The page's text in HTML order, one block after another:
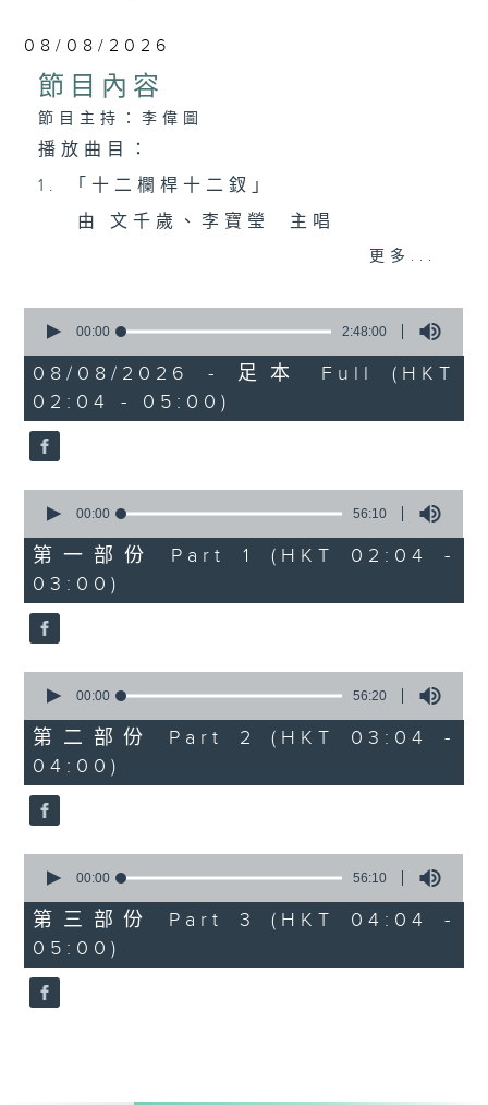
08/08/2026
節目內容
節目主持：李偉圖
播放曲目：
1. 「十二欄桿十二釵」
由 文千歲、李寶瑩 主唱
由 黃麗冰 主唱
3. 「怡紅公子祭瀟湘之葬花」
由 蓋鳴暉、尹飛燕 主唱
4. 「火海君臣」
由 龍貫天、丁凡 主唱
5. 「鸞飄鳳更飄」
6. 「花落始逢君」
由 張月兒、伍木蘭 主唱
更多...
seconds
2
hours,
48
minutes,
0
seconds
00:00 2:48:00
08/08/2026 - 足本 Full (HKT
02:04 - 05:00)
seconds
56
minutes,
10
seconds
00:00 56:10
第一部份 Part 1 (HKT 02:04 -
03:00)
seconds
56
minutes,
20
seconds
00:00 56:20
第二部份 Part 2 (HKT 03:04 -
04:00)
seconds
56
minutes,
10
seconds
00:00 56:10
第三部份 Part 3 (HKT 04:04 -
05:00)